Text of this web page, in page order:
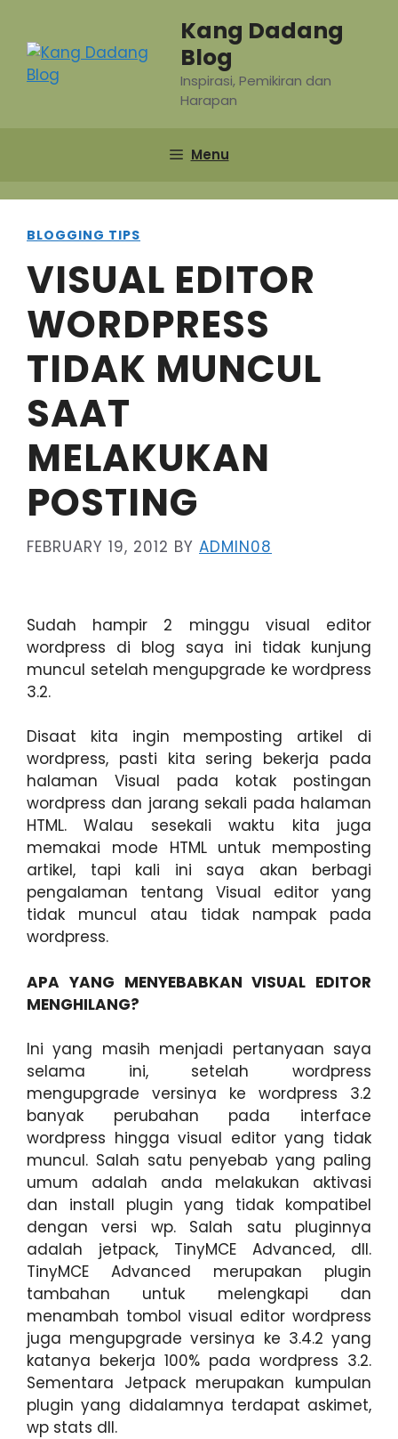
content
Kang Dadang
Blog
Inspirasi, Pemikiran dan
Harapan
Menu
BLOGGING TIPS
VISUAL EDITOR
WORDPRESS
TIDAK MUNCUL
SAAT
MELAKUKAN
POSTING
FEBRUARY 19, 2012 BY ADMIN08
Sudah hampir 2 minggu visual editor
wordpress di blog saya ini tidak kunjung
muncul setelah mengupgrade ke wordpress
3.2.
Disaat kita ingin memposting artikel di
wordpress, pasti kita sering bekerja pada
halaman Visual pada kotak postingan
wordpress dan jarang sekali pada halaman
HTML. Walau sesekali waktu kita juga
memakai mode HTML untuk memposting
artikel, tapi kali ini saya akan berbagi
pengalaman tentang Visual editor yang
tidak muncul atau tidak nampak pada
wordpress.
APA YANG MENYEBABKAN VISUAL EDITOR
MENGHILANG?
Ini yang masih menjadi pertanyaan saya
selama ini, setelah wordpress
mengupgrade versinya ke wordpress 3.2
banyak perubahan pada interface
wordpress hingga visual editor yang tidak
muncul. Salah satu penyebab yang paling
umum adalah anda melakukan aktivasi
dan install plugin yang tidak kompatibel
dengan versi wp. Salah satu pluginnya
adalah jetpack, TinyMCE Advanced, dll.
TinyMCE Advanced merupakan plugin
tambahan untuk melengkapi dan
menambah tombol visual editor wordpress
juga mengupgrade versinya ke 3.4.2 yang
katanya bekerja 100% pada wordpress 3.2.
Sementara Jetpack merupakan kumpulan
plugin yang didalamnya terdapat askimet,
wp stats dll.